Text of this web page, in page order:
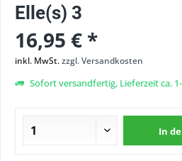
Elle(s) 3
16,95 € *
inkl. MwSt.zzgl. Versandkosten
Sofort versandfertig, Lieferzeit ca.
In